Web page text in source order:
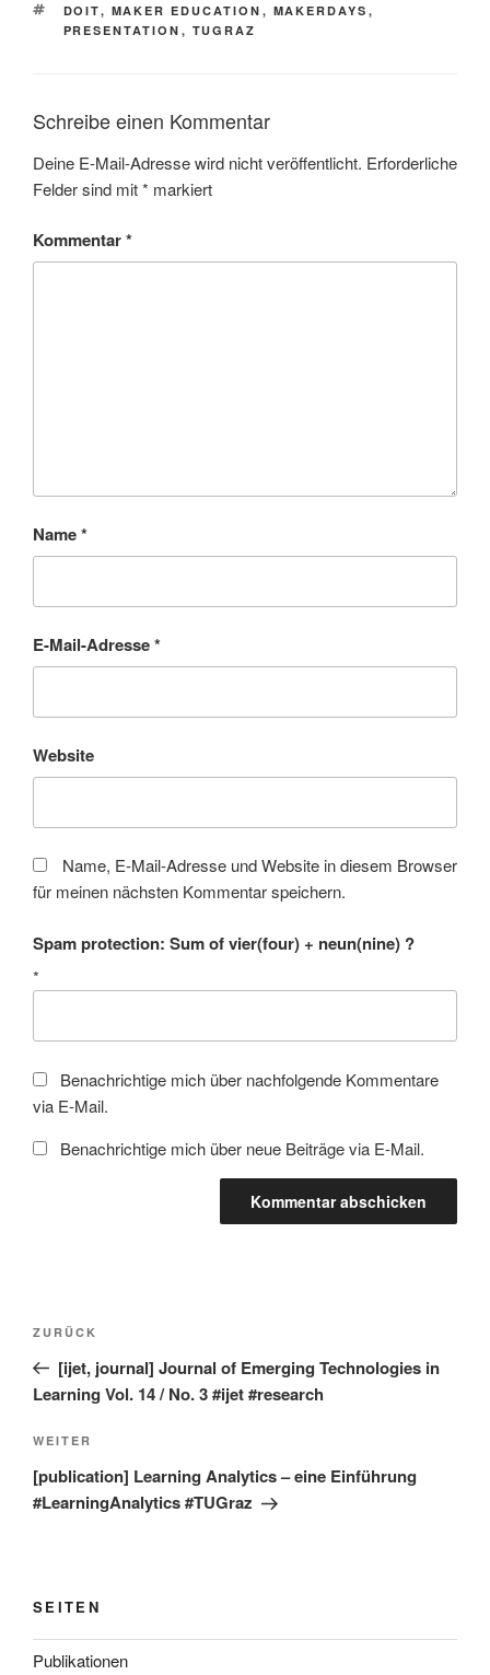
SCHLAGWÖRTER
DOIT, MAKER EDUCATION , MAKERDAYS ,
PRESENTATION , TUGRAZ
Schreibe einen Kommentar
Deine E-Mail-Adresse wird nicht veröffentlicht. Erforderliche
Felder sind mit* markiert
Kommentar*
Name*
E-Mail-Adresse*
Website
Name, E-Mail-Adresse und Website in diesem Browser
für meinen nächsten Kommentar speichern.
Spam protection: Sum of vier(four) + neun(nine) ?
*
Benachrichtige mich über nachfolgende Kommentare
via E-Mail.
Benachrichtige mich über neue Beiträge via E-Mail.
Beitragsnavigation
Vorheriger
Beitrag
ZURÜCK
[ijet, journal] Journal of Emerging Technologies in
Learning Vol. 14 / No. 3 #ijet #research
Nächster
Beitrag
WEITER
[publication] Learning Analytics – eine Einführung
#LearningAnalytics #TUGraz
SEITEN
Publikationen